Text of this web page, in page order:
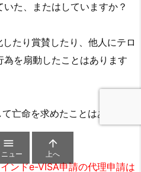
た、またはしていますか？
たり賞賛したり、他人にテロ
を扇動したことはあります
亡命を求めたことはあります
ンドe-VISA申請の代理申請は

ニュー

上へ